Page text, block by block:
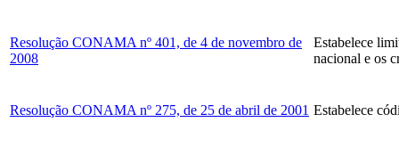
Resolução CONAMA nº 401, de 4 de novembro de
2008
Estabelece
nacional e os
Resolução CONAMA nº 275, de 25 de abril de 2001 Estabelece